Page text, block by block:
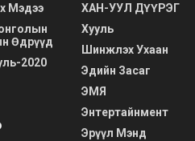
Мэдээ
Өдрүүд
2020
ХАН-УУЛ ДҮҮРЭГ
Хууль
Шинжлэх Ухаан
Эдийн Засаг
ЭМЯ
Энтертайнмент
Эрүүл Мэнд